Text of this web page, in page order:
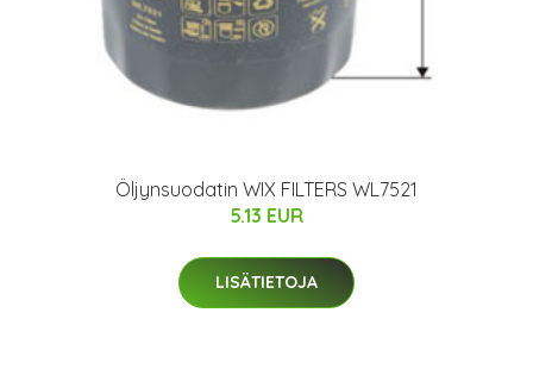
Öljynsuodatin WIX FILTERS WL7521
5.13 EUR
LISÄTIETOJA